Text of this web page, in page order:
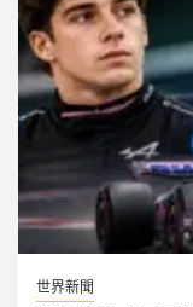
世界新聞